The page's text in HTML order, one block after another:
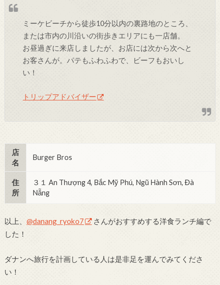
ミーケビーチから徒歩10分以内の裏路地のところ、
または市内の川沿いの街歩きエリアにも一店舗。
お昼過ぎに来店しましたが、お店には次から次へと
お客さんが。パテもふわふわで、ビーフもおいし
い！
トリップアドバイザー
店
名
Burger Bros
住
所
３１ An Thượng 4, Bắc Mỹ Phú, Ngũ Hành Sơn, Đà
Nẵng
以上、 @danang_ryoko7
さんがおすすめする洋食ランチ編で
した！
ダナンへ旅行を計画している人は是非足を運んでみてくださ
い！